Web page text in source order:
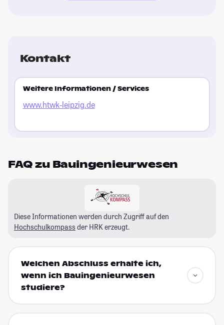
Kontakt
Weitere Informationen / Services
www.htwk-leipzig.de
FAQ zu Bauingenieurwesen
Diese Informationen werden durch Zugriff auf den
Hochschulkompass der HRK erzeugt.
Welchen Abschluss erhalte ich,
wenn ich Bauingenieurwesen
studiere?